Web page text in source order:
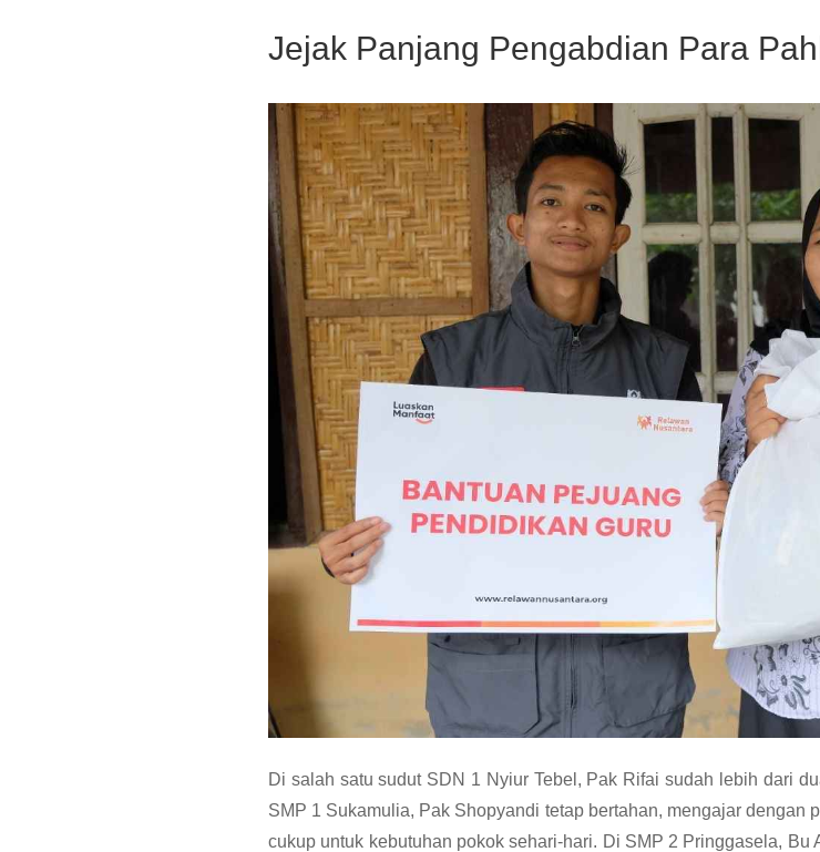
Jejak Panjang Pengabdian Para
Di salah satu sudut SDN 1 Nyiur Tebel, Pak Rifai sudah lebih dari
SMP 1 Sukamulia, Pak Shopyandi tetap bertahan, mengajar dengan
cukup untuk kebutuhan pokok sehari-hari. Di SMP 2 Pringgasela,